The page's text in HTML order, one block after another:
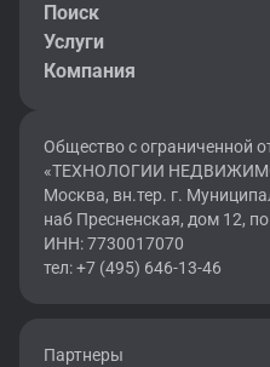
Поиск
Услуги
Компания
Общество с ограниченной
«ТЕХНОЛОГИИ
Москва, вн.тер. г.
наб Пресненская, дом 12,
ИНН: 7730017070
тел: +7 (495) 646-13-46
Партнеры